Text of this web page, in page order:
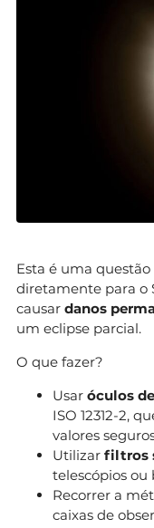
Esta é uma
diretamente para o
causar danos
um eclipse parcial.
O que fazer?
Usar óculos
ISO 12312-2,
valores
Utilizar filtros
telescópios ou
Recorrer a
caixas de